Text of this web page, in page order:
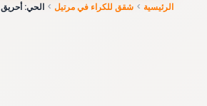
الرئيسية شقق للكراء في مرتيل الحي: أحريق